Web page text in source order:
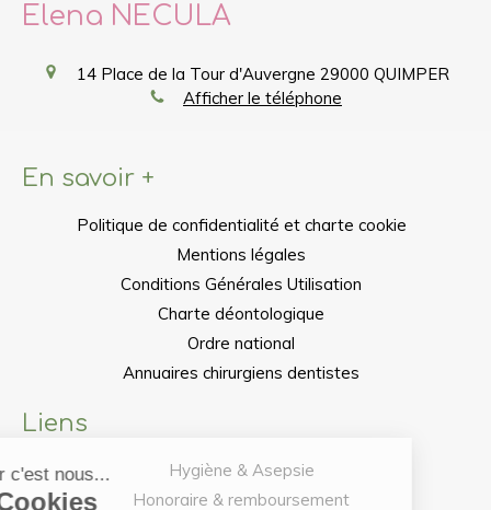
Elena NECULA
14 Place de la Tour d'Auvergne 29000 QUIMPER
Afficher le téléphone
En savoir +
Politique de confidentialité et charte cookie
Mentions légales
Conditions Générales Utilisation
Charte déontologique
Ordre national
Annuaires chirurgiens dentistes
Liens
Hygiène & Asepsie
Honoraire & remboursement